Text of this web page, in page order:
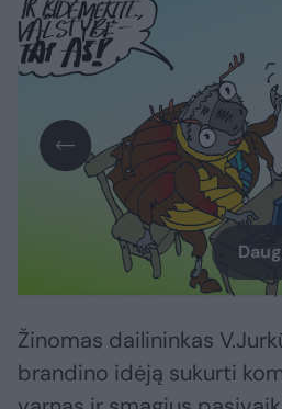
Žinomas dailininkas
brandino idėją sukurti